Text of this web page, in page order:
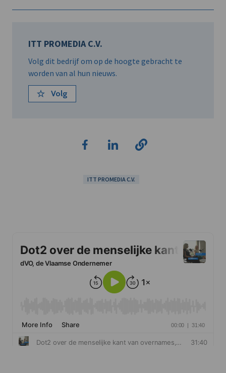
ITT PROMEDIA C.V.
Volg dit bedrijf om op de hoogte gebracht te
worden van al hun nieuws.
Volg
ITT PROMEDIA C.V.